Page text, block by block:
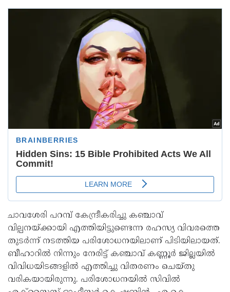
ചാവശേരി പറമ്പ് കേന്ദ്രീകരിച്ചു കഞ്ചാവ്
വില്പനയ്ക്കായി എത്തിയിട്ടുണ്ടെന്ന രഹസ്യ വിവരത്തെ
തുടർന്ന് നടത്തിയ പരിശോധനയിലാണ് പിടിയിലായത്.
ബീഹാറിൽ നിന്നും നേരിട്ട് കഞ്ചാവ് കണ്ണൂർ ജില്ലയിൽ
വിവിധയിടങ്ങളിൽ എത്തിച്ചു വിതരണം ചെയ്തു
വരികയായിരുന്നു. പരിശോധനയിൽ സിവിൽ